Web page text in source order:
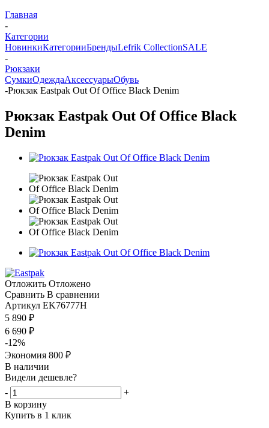
Главная
-
Категории
НовинкиКатегорииБрендыLefrik CollectionSALE
-
Рюкзаки
СумкиОдеждаАксессуарыОбувь
-Рюкзак Eastpak Out Of Office Black Denim
Рюкзак Eastpak Out Of Office Black
Denim
Отложить Отложено
Сравнить В сравнении
Артикул EK76777H
5 890 ₽
6 690 ₽
-12%
Экономия 800 ₽
В наличии
Видели дешевле?
-
+
В корзину
Купить в 1 клик